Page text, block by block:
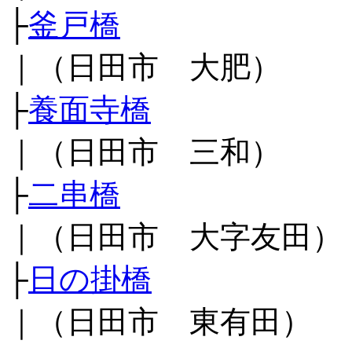
├釜戸橋
｜（日田市 大肥）
├養面寺橋
｜（日田市 三和）
├二串橋
｜（日田市 大字友田）
├ 日の掛橋
｜（日田市 東有田）